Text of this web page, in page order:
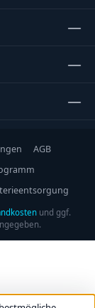
AGB
und ggf.